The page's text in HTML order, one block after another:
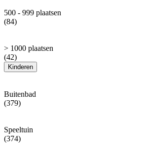
500 - 999 plaatsen
(84)
> 1000 plaatsen
(42)
Kinderen
Buitenbad
(379)
Speeltuin
(374)